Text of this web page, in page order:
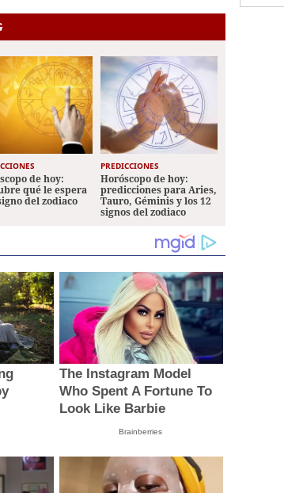
de hoy:
qué le espera
del zodiaco
PREDICCIONES
Horóscopo de hoy:
predicciones para Aries,
Tauro, Géminis y los 12
signos del zodiaco
The Instagram Model
Who Spent A Fortune To
Look Like Barbie
Brainberries